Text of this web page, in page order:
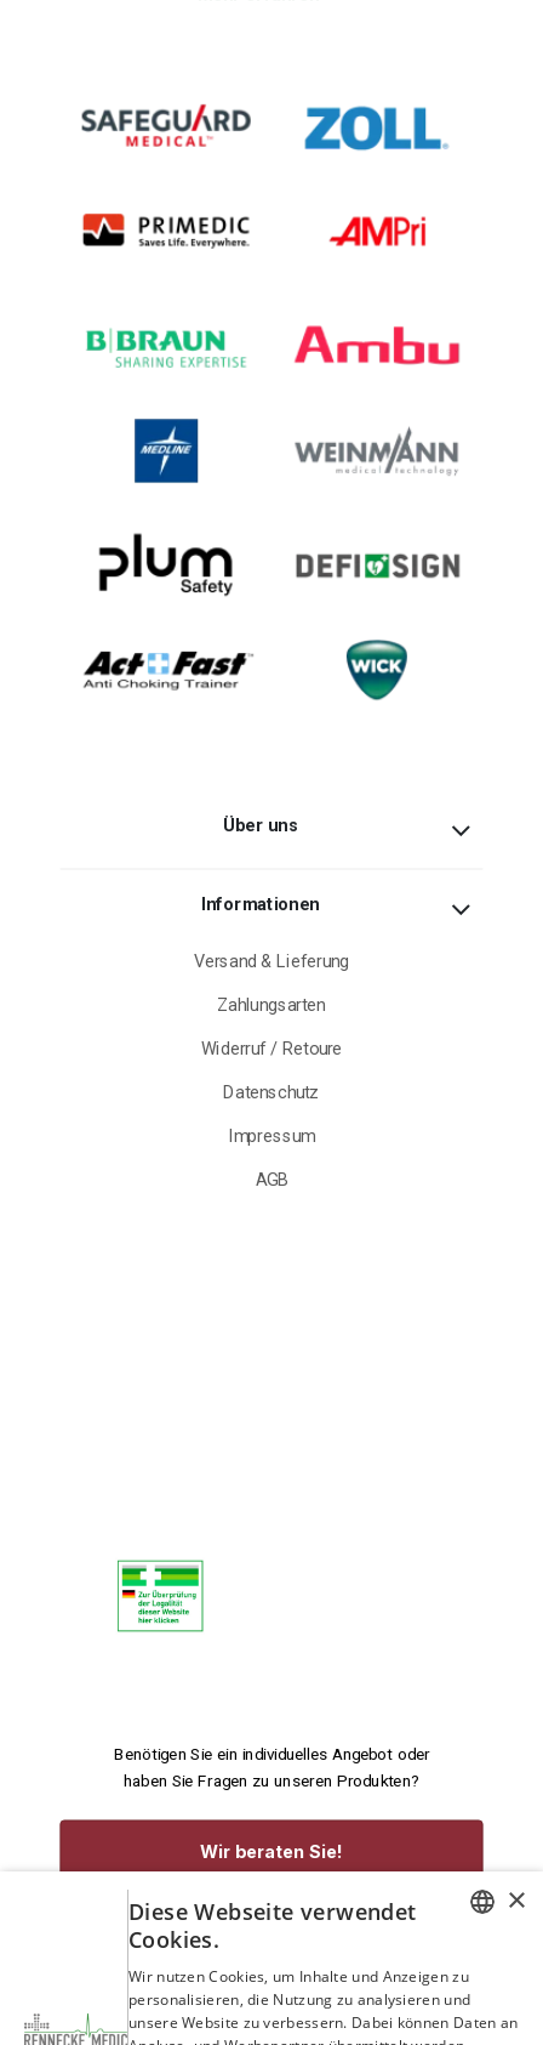
Über uns
Informationen
Versand & Lieferung
Zahlungsarten
Widerruf / Retoure
Datenschutz
Impressum
AGB
Benötigen Sie ein individuelles Angebot oder
haben Sie Fragen zu unseren Produkten?
Wir beraten Sie!
service@rennecke-medic.com +49 1573 933272
ENGLISH
×
Diese Webseite verwendet
Cookies.
Wir nutzen Cookies, um Inhalte und Anzeigen zu
personalisieren, die Nutzung zu analysieren und
unsere Website zu verbessern. Dabei können Daten an